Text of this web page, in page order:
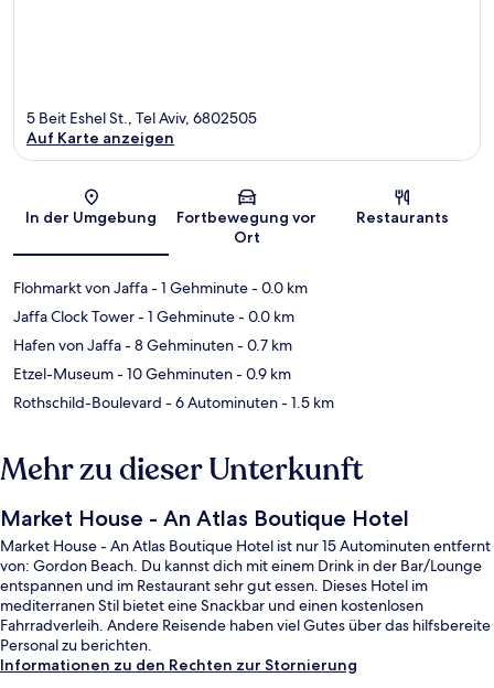
Karte
5 Beit Eshel St., Tel Aviv, 6802505
Auf Karte anzeigen
In der Umgebung
Fortbewegung vor
Ort
Restaurants
Flohmarkt von Jaffa- 1 Gehminute- 0.0 km
Jaffa Clock Tower- 1 Gehminute- 0.0 km
Hafen von Jaffa- 8 Gehminuten- 0.7 km
Etzel-Museum- 10 Gehminuten- 0.9 km
Rothschild-Boulevard - 6 Autominuten- 1.5 km
Mehr zu dieser Unterkunft
Market House - An Atlas Boutique Hotel
Market House - An Atlas Boutique Hotel ist nur 15 Autominuten entfernt
von: Gordon Beach. Du kannst dich mit einem Drink in der Bar/Lounge
entspannen und im Restaurant sehr gut essen. Dieses Hotel im
mediterranen Stil bietet eine Snackbar und einen kostenlosen
Fahrradverleih. Andere Reisende haben viel Gutes über das hilfsbereite
Personal zu berichten.
Informationen zu den Rechten zur Stornierung